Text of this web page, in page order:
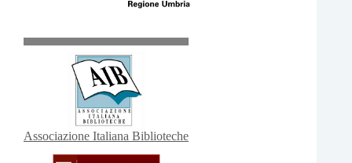
Associazione Italiana Biblioteche